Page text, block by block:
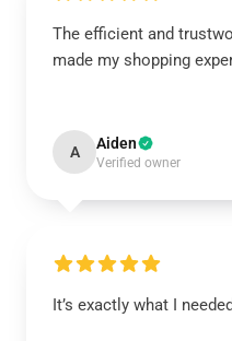
The efficient and
made my shopping
A Aiden
Verified owner
It’s exactly what I